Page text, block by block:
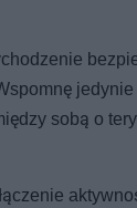
sobą o